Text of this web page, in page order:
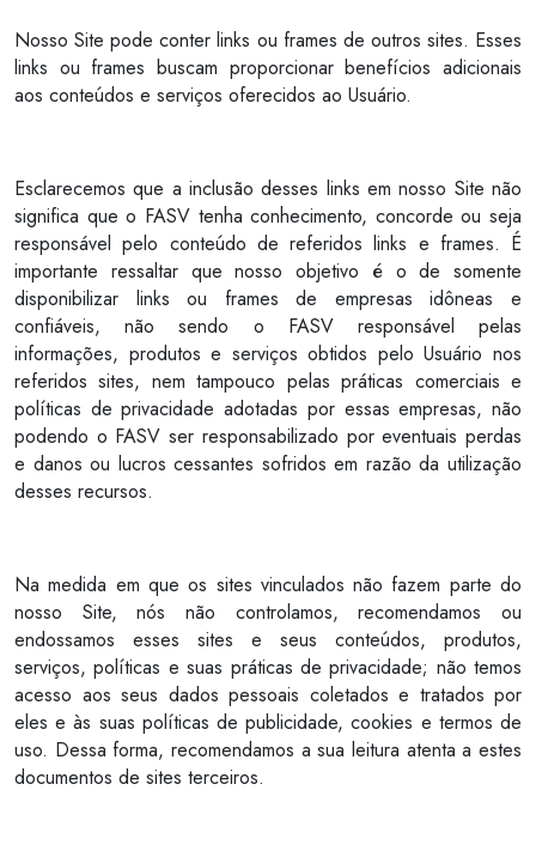
Nosso Site pode conter links ou frames de outros sites. Esses
links ou frames buscam proporcionar benefícios adicionais
aos conteúdos e serviços oferecidos ao Usuário.
Esclarecemos que a inclusão desses links em nosso Site não
significa que o FASV tenha conhecimento, concorde ou seja
responsável pelo conteúdo de referidos links e frames. É
importante ressaltar que nosso objetivo é o de somente
disponibilizar links ou frames de empresas idôneas e
confiáveis, não sendo o FASV responsável pelas
informações, produtos e serviços obtidos pelo Usuário nos
referidos sites, nem tampouco pelas práticas comerciais e
políticas de privacidade adotadas por essas empresas, não
podendo o FASV ser responsabilizado por eventuais perdas
e danos ou lucros cessantes sofridos em razão da utilização
desses recursos.
Na medida em que os sites vinculados não fazem parte do
nosso Site, nós não controlamos, recomendamos ou
endossamos esses sites e seus conteúdos, produtos,
serviços, políticas e suas práticas de privacidade; não temos
acesso aos seus dados pessoais coletados e tratados por
eles e às suas políticas de publicidade, cookies e termos de
uso. Dessa forma, recomendamos a sua leitura atenta a estes
documentos de sites terceiros.